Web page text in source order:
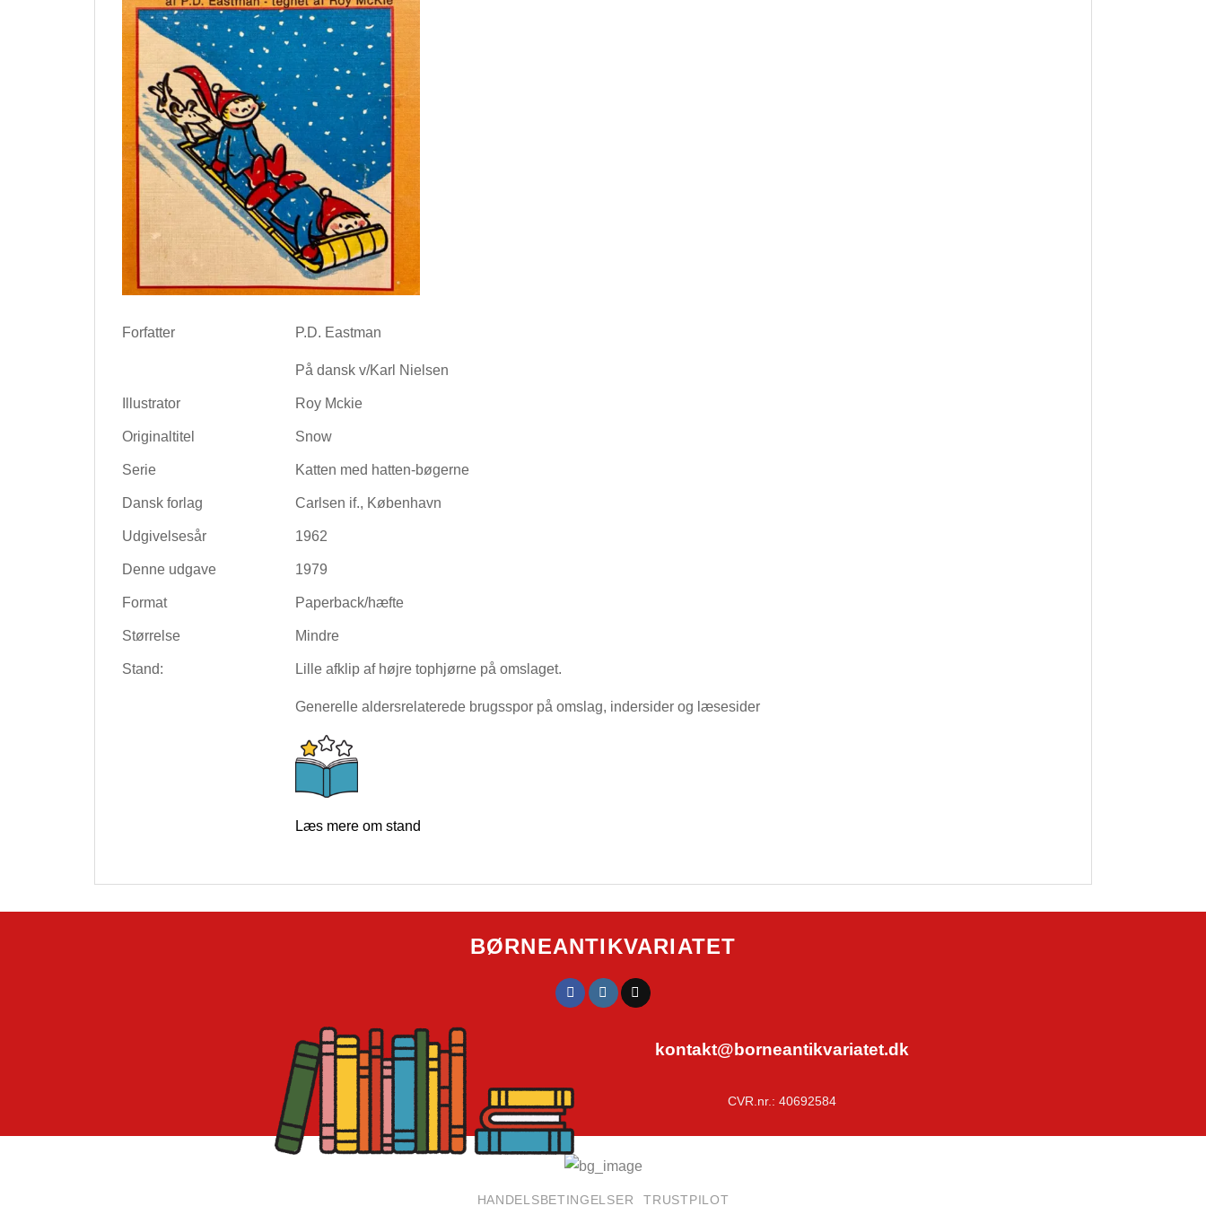
Forfatter P.D. Eastman
På dansk v/Karl Nielsen
Illustrator Roy Mckie
Originaltitel Snow
Serie Katten med hatten-bøgerne
Dansk forlag Carlsen if., København
Udgivelsesår 1962
Denne udgave 1979
Format Paperback/hæfte
Størrelse Mindre
Stand: Lille afklip af højre tophjørne på omslaget.
Generelle aldersrelaterede brugsspor på omslag, indersider og læsesider
Læs mere om stand
BØRNEANTIKVARIATET
kontakt@borneantikvariatet.dk
CVR.nr.: 40692584
HANDELSBETINGELSER TRUSTPILOT